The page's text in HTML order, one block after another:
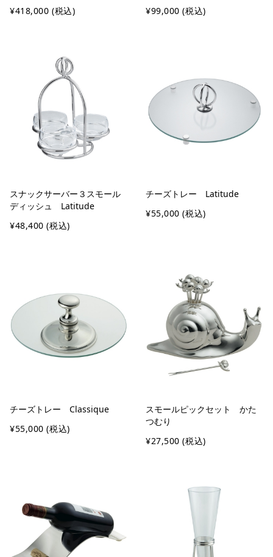
¥418,000 (税込)
¥99,000 (税込)
スナックサーバー３スモール
ディッシュ Latitude
¥48,400 (税込)
チーズトレー Latitude
¥55,000 (税込)
チーズトレー Classique
¥55,000 (税込)
スモールピックセット かた
つむり
¥27,500 (税込)